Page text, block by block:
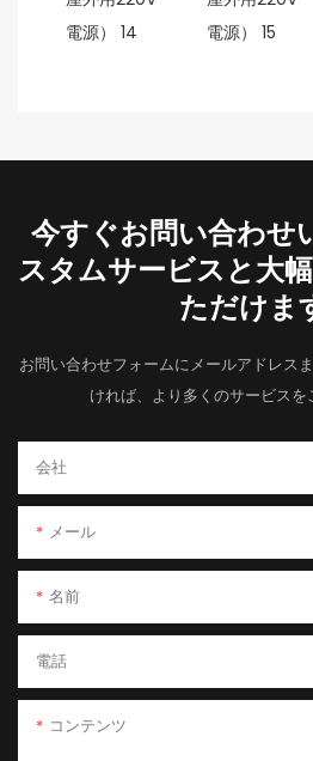
今すぐお問い合わせ
スタムサービスと大
ただけま
お問い合わせフォームにメールアドレス
ければ、より多くのサービスを
会社
メール
名前
電話
コンテンツ